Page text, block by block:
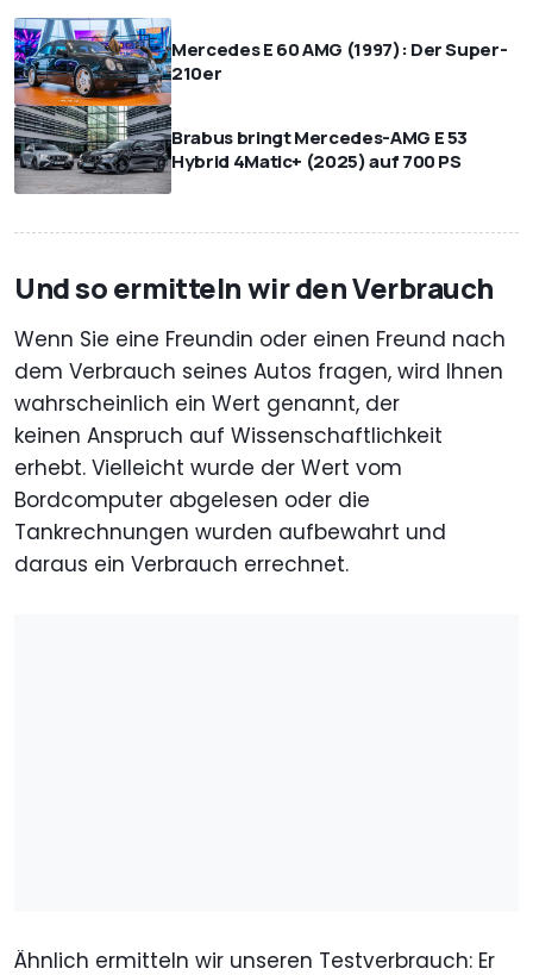
Mercedes E 60 AMG (1997): Der Super-
210er
Brabus bringt Mercedes-AMG E 53
Hybrid 4Matic+ (2025) auf 700 PS
Und so ermitteln wir den Verbrauch
Wenn Sie eine Freundin oder einen Freund nach
dem Verbrauch seines Autos fragen, wird Ihnen
wahrscheinlich ein Wert genannt, der
keinen Anspruch auf Wissenschaftlichkeit
erhebt. Vielleicht wurde der Wert vom
Bordcomputer abgelesen oder die
Tankrechnungen wurden aufbewahrt und
daraus ein Verbrauch errechnet.
Ähnlich ermitteln wir unseren Testverbrauch: Er